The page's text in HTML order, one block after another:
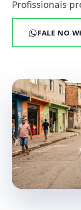
Profissionais
FALE NO